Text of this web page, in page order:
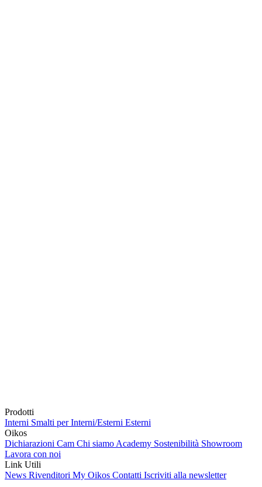
Prodotti
Interni Smalti per Interni/Esterni Esterni
Oikos
Dichiarazioni Cam Chi siamo Academy Sostenibilità Showroom
Lavora con noi
Link Utili
News Rivenditori My Oikos Contatti Iscriviti alla newsletter